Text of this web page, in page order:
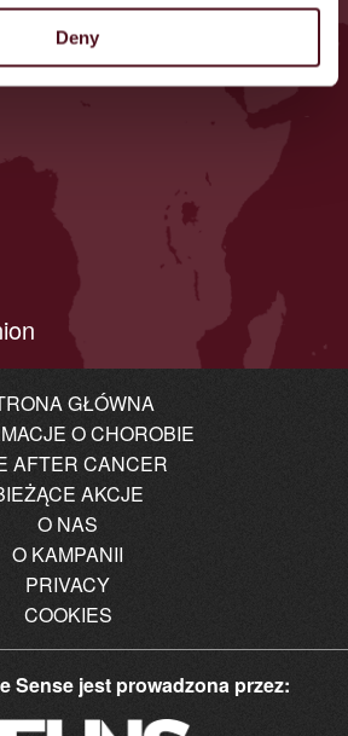
Deny
GŁÓWNA
O CHOROBIE
AFTER CANCER
AKCJE
O NAS
O KAMPANII
PRIVACY
COOKIES
Sense jest prowadzona przez: